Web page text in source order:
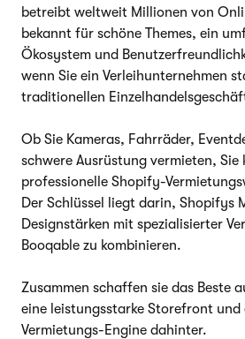
betreibt weltweit Millionen von
bekannt für schöne Themes, ein
Ökosystem und
wenn Sie ein Verleihunternehmen
traditionellen
Ob Sie Kameras, Fahrräder,
schwere Ausrüstung vermieten, Sie
professionelle Shopify-
Der Schlüssel liegt darin, Shopifys
Designstärken mit spezialisierter
Booqable zu kombinieren.
Zusammen schaffen sie das Beste
eine leistungsstarke Storefront und
Vermietungs-Engine dahinter.